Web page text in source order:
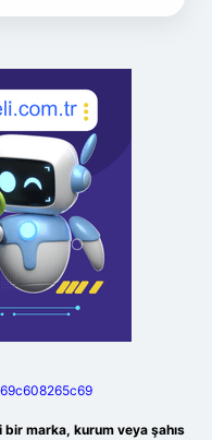
marka, kurum veya şahıs